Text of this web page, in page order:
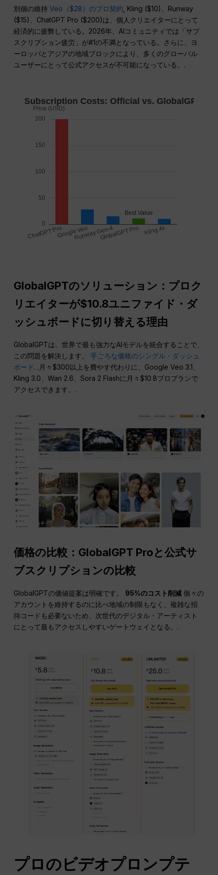
別個の維持Veo（$28）のプロ契約 , Kling ($10)、Runway
($15)、ChatGPT Pro ($200)は、個人クリエイターにとって
経済的に疲弊している。2026年、AIコミュニティでは「サブ
スクリプション疲労」が#1の不満となっている。さらに、ヨ
ーロッパとアジアの地域ブロックにより、多くのグローバル
ユーザーにとって公式アクセスが不可能になっている。.
GlobalGPTのソリューション：プロク
リエイターが$10.8ユニファイド・ダ
ッシュボードに切り替える理由
GlobalGPTは、世界で最も強力なAIモデルを統合することで、
この問題を解決します。手ごろな価格のシングル・ダッシュ
ボード. .月々$300以上を費やす代わりに、Google Veo 3.1、
Kling 3.0、Wan 2.6、Sora 2 Flashに月々$10.8プロプランで
アクセスできます。.
価格の比較：GlobalGPT Proと公式サ
ブスクリプションの比較
GlobalGPTの価値提案は明確です。 95%のコスト削減 個々の
アカウントを維持するのに比べ地域の制限もなく、複雑な招
待コードも必要ないため、次世代のデジタル・アーティスト
にとって最もアクセスしやすいゲートウェイとなる。.
プロのビデオプロンプテ